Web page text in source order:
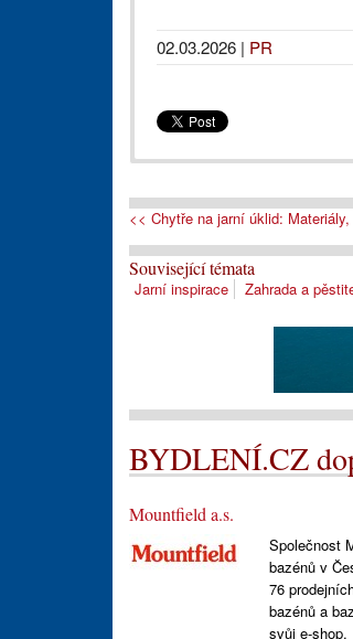
02.03.2026 | PR
<< Chytře na jarní úklid:
Související témata
Jarní inspirace Zahrada a
BYDLENÍ.CZ
Mountfield a.s.
Společnost
bazénů v
76
bazénů a
svůj e-shop.